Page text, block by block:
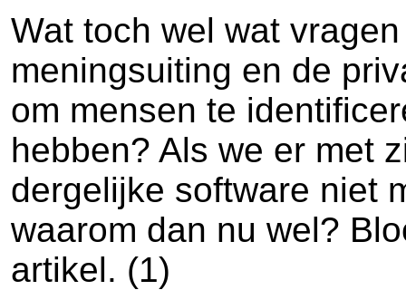
Wat toch wel wat
meningsuiting en de
om mensen te
hebben? Als we er met
dergelijke software niet
waarom dan nu wel?
artikel. (1)